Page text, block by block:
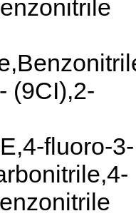
(9CI),2-
fluoro-3-